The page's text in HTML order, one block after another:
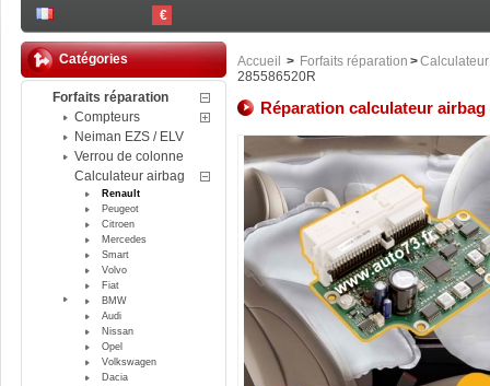
€
Catégories
Forfaits réparation
Compteurs
Neiman EZS / ELV
Verrou de colonne
Calculateur airbag
Renault
Peugeot
Citroen
Mercedes
Smart
Volvo
Fiat
BMW
Audi
Nissan
Opel
Volkswagen
Dacia
Accueil > Forfaits réparation >
285586520R
Réparation calculateur airbag